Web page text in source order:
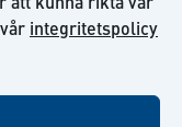
integritetspolicy